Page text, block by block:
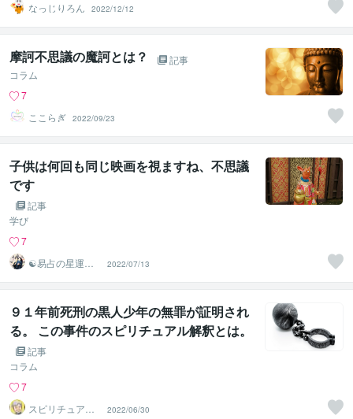
なっじりろん
2022/12/12
摩訶不思議の魔訶とは？
記事
コラム
7
ここらぎ 2022/09/23
子供は何回も同じ映画を視ますね、不思議
です
記事
学び
7
☯易占の星運河
2022/07/13
９１年前死刑の黒人少年の無罪が証明され
る。 この事件のスピリチュアル解釈とは。
記事
コラム
7
スピリチュアル
2022/06/30